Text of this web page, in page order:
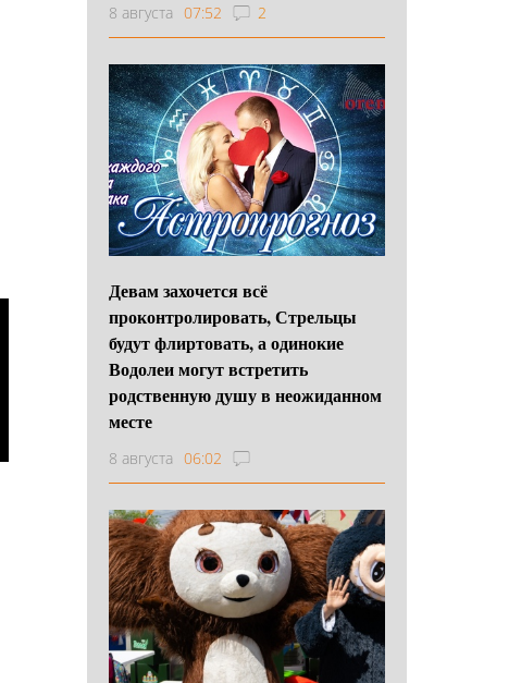
8 августа 07:52 2
Девам захочется всё
проконтролировать, Стрельцы
будут флиртовать, а одинокие
Водолеи могут встретить
родственную душу в неожиданном
месте
8 августа 06:02